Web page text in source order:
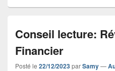
Conseil lecture:
Financier
Posté le 22/12/2023parSamy—